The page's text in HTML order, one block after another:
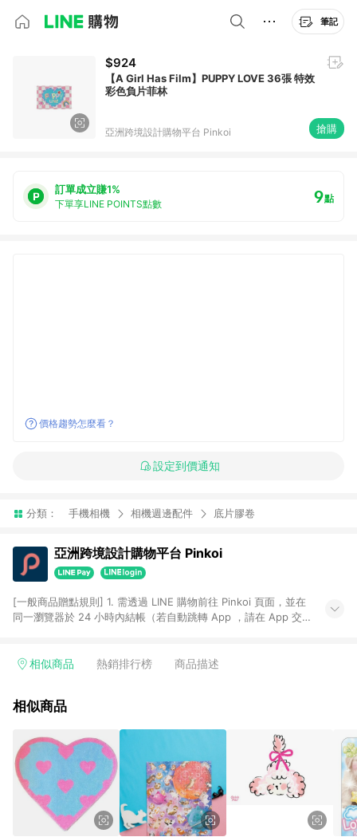
筆記
$924
【A Girl Has Film】PUPPY LOVE 36張 特效
彩色負片菲林
亞洲跨境設計購物平台 Pinkoi 搶購
訂單成立賺1%
下單享LINE POINTS點數 9點
價格趨勢怎麼看？
設定到價通知
分類： 手機相機 相機週邊配件 底片膠卷
亞洲跨境設計購物平台 Pinkoi
[一般商品贈點規則] 1. 需透過 LINE 購物前往 Pinkoi 頁面，並在
同一瀏覽器於 24 小時內結帳（若自動跳轉 App ，請在 App 交
回饋訂單不得享有 Pinkoi 站方優惠，例如首購優惠，P coins，
行為，不具贈點資格，部分退款不在此限。 6. APP 請更新至
貨後 45 天後發送。 8. 群眾募資商品，禮物卡，開館保證金，補
運費，攤位費等不具贈點資格。 9. LINE 購物站上之商品規格、
顏色、價位、贈品如與 Pinkoi 商品資訊頁及購物車不符，以
Pinkoi 購物商品資訊頁及購物車標示為準。 10. 點數紅包使用規
則請以點數紅包活動說明為準。 11. 若於 LINE 購物前往 Pinkoi
頁面後才首次下載 Pinkoi APP 並完成訂單，不符合導購資格；承
上，首次下載 Pinkoi APP 後，需透過 LINE 購物前往 Pinkoi 頁
相似商品 熱銷排行榜 商品描述
相似商品